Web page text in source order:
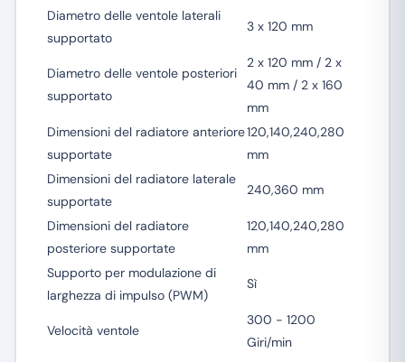
Diametro delle ventole laterali
supportato
3 x 120 mm
Diametro delle ventole posteriori
supportato
2 x 120 mm / 2 x
40 mm / 2 x 160
mm
Dimensioni del radiatore anteriore
supportate
120,140,240,280
mm
Dimensioni del radiatore laterale
supportate
240,360 mm
Dimensioni del radiatore
posteriore supportate
120,140,240,280
mm
Supporto per modulazione di
larghezza di impulso (PWM)
Sì
Velocità ventole
300 - 1200
Giri/min